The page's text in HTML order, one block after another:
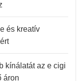
és kreatív
kínálatát az e cigi
áron